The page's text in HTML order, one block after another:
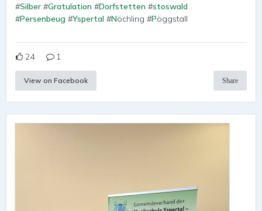
#Silber #Gratulation #Dorfstetten #stoswald
#Persenbeug #Yspertal #Nöchling #Pöggstall
24 1
View on Facebook Share